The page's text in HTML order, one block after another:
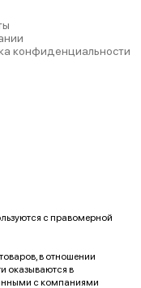
конфиденциальности
с правомерной
в отношении
оказываются в
с компаниями